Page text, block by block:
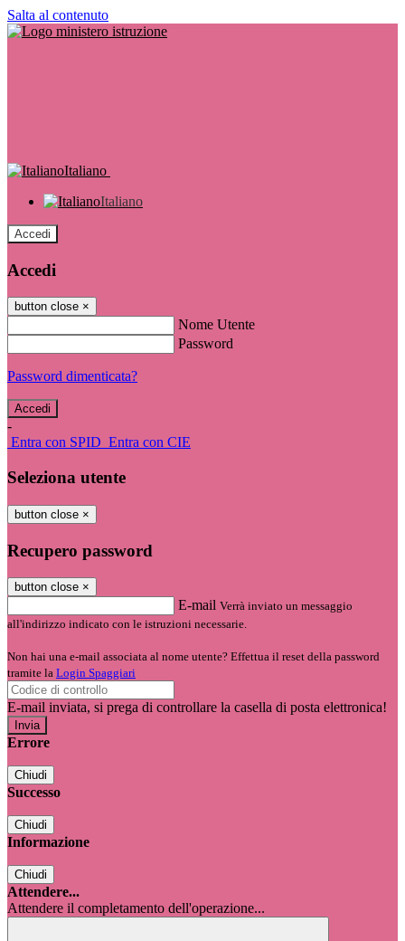
Salta al contenuto
Italiano
Italiano
Accedi
Accedi
button close ×
Nome Utente
Password
Password dimenticata?
-
Entra con SPID Entra con CIE
Seleziona utente
button close ×
Recupero password
button close ×
E-mail Verrà inviato un messaggio
all'indirizzo indicato con le istruzioni necessarie.
Non hai una e-mail associata al nome utente? Effettua il reset della password
tramite la Login Spaggiari
E-mail inviata, si prega di controllare la casella di posta elettronica!
Errore
Chiudi
Successo
Chiudi
Informazione
Chiudi
Attendere...
Attendere il completamento dell'operazione...